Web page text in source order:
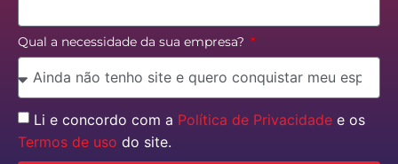
Qual a necessidade da sua empresa?
Li e concordo com a Política de Privacidade e os
Termos de uso do site.